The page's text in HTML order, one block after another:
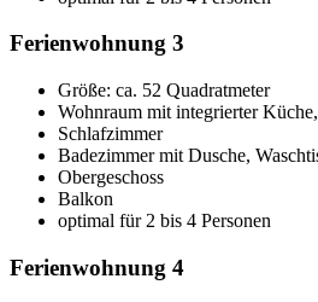
Ferienwohnung 3
Größe: ca. 52 Quadratmeter
Wohnraum mit integrierter
Schlafzimmer
Badezimmer mit Dusche,
Obergeschoss
Balkon
optimal für 2 bis 4 Personen
Ferienwohnung 4